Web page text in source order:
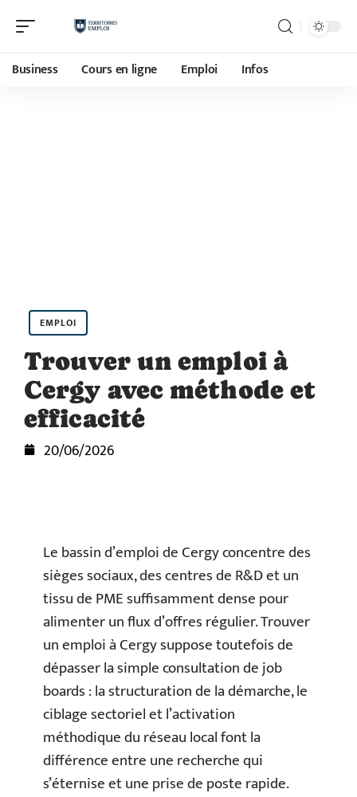
Business Cours en ligne Emploi Infos
EMPLOI
Trouver un emploi à
Cergy avec méthode et
efficacité
20/06/2026
Le bassin d’emploi de Cergy concentre des
sièges sociaux, des centres de R&D et un
tissu de PME suffisamment dense pour
alimenter un flux d’offres régulier. Trouver
un emploi à Cergy suppose toutefois de
dépasser la simple consultation de job
boards : la structuration de la démarche, le
ciblage sectoriel et l’activation
méthodique du réseau local font la
différence entre une recherche qui
s’éternise et une prise de poste rapide.